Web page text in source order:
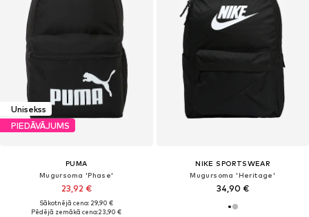
Unisekss
PIEDĀVĀJUMS
PUMA
Mugursoma 'Phase'
23,92 €
Sākotnējā cena: 29,90 €
Pēdējā zemākā cena:23,90 €
NIKE SPORTSWEAR
Mugursoma 'Heritage'
34,90 €